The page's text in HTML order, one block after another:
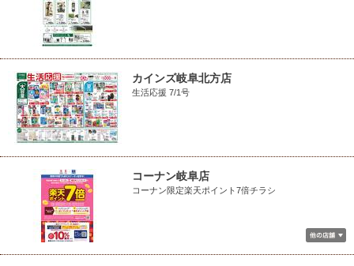
カインズ岐阜北方店
生活応援 7/1号
コーナン岐阜店
コーナン限定楽天ポイント7倍チラシ